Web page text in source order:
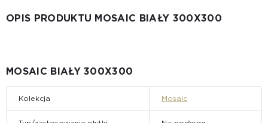
OPIS PRODUKTU MOSAIC BIAŁY 300X300
MOSAIC BIAŁY 300X300
Kolekcja Mosaic